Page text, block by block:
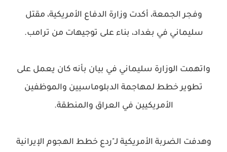
وفجر الجمعة، أكدت وزارة الدفاع الأمريكية، مقتل
سليماني في بغداد، بناء على توجيهات من ترامب.
واتهمت الوزارة سليماني في بيان بأنه كان يعمل على
تطوير خطط لمهاجمة الدبلوماسيين والموظفين
الأمريكيين في العراق والمنطقة.
وهدفت الضربة الأمريكية لـ"ردع خطط الهجوم الإيرانية